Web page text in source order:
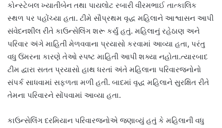
કોન્સ્ટેબલ ખ્યાતીબેન તથા પાયલોટ રબારી વીરમભાઈ તાત્કાલિક
સ્થળ પર પહોંચ્યા હતા. ટીમે સૌપ્રથમ વૃદ્ધ મહિલાને આશ્વાસન આપી
સંવેદનશીલ રીતે કાઉન્સેલિંગ શરૂ કર્યું હતું. મહિલાનું રહેઠાણ અને
પરિવાર અંગે માહિતી મેળવવાના પ્રયાસો કરવામાં આવ્યા હતા, પરંતુ
વધુ ઉંમરના કારણે તેઓ સ્પષ્ટ માહિતી આપી શક્યા નહોતા.ત્યારબાદ
ટીમ દ્વારા સતત પ્રયાસો હાથ ધરતાં અંતે મહિલાના પરિવારજનોનો
સંપર્ક સાધવામાં સફળતા મળી હતી. બાદમાં વૃદ્ધ મહિલાને સુરક્ષિત રીતે
તેમના પરિવારને સોંપવામાં આવ્યા હતા.
કાઉન્સેલિંગ દરમિયાન પરિવારજનોએ જણાવ્યું હતું કે મહિલાની વધુ